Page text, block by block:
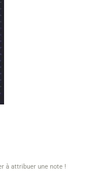
à attribuer une note !